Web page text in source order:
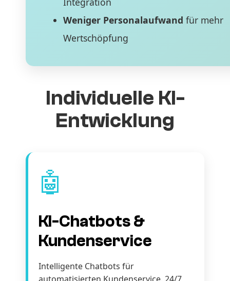
Weniger Personalaufwand für mehr
Wertschöpfung
Individuelle KI-
Entwicklung
🤖
KI-Chatbots &
Kundenservice
Intelligente Chatbots für